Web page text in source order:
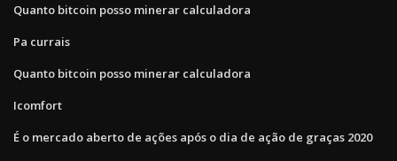
Quanto bitcoin posso minerar calculadora
Pa currais
Quanto bitcoin posso minerar calculadora
Icomfort
É o mercado aberto de ações após o dia de ação de graças 2020